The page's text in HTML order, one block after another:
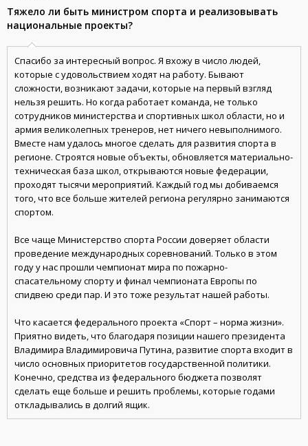
Тяжело ли быть министром спорта и реализовывать
национальные проекты?
Спасибо за интересный вопрос. Я вхожу в число людей,
которые с удовольствием ходят на работу. Бывают
сложности, возникают задачи, которые на первый взгляд
нельзя решить. Но когда работает команда, не только
сотрудников министерства и спортивных школ области, но и
армия великолепных тренеров, нет ничего невыполнимого.
Вместе нам удалось многое сделать для развития спорта в
регионе. Строятся новые объекты, обновляется материально-
техническая база школ, открываются новые федерации,
проходят тысячи мероприятий. Каждый год мы добиваемся
того, что все больше жителей региона регулярно занимаются
спортом.
Все чаще Министерство спорта России доверяет области
проведение международных соревнований. Только в этом
году у нас прошли чемпионат мира по пожарно-
спасательному спорту и финал чемпионата Европы по
спидвею среди пар. И это тоже результат нашей работы.
Что касается федерального проекта «Спорт – норма жизни».
Приятно видеть, что благодаря позиции нашего президента
Владимира Владимировича Путина, развитие спорта входит в
число основных приоритетов государственной политики.
Конечно, средства из федерального бюджета позволят
сделать еще больше и решить проблемы, которые годами
откладывались в долгий ящик.